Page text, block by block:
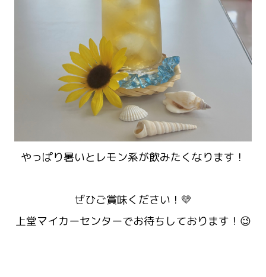
やっぱり暑いとレモン系が飲みたくなります！
ぜひご賞味ください！💛
上堂マイカーセンターでお待ちしております！😉